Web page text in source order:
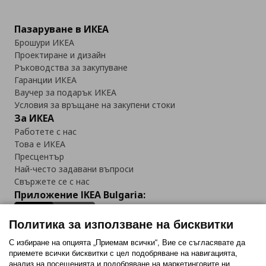
Пазаруване в ИКЕА
Брошури ИКЕА
Проектиране и дизайн
Ръководства за закупуване
Гаранции ИКЕА
Ваучер за подарък ИКЕА
Условия за връщане на закупени стоки
За ИКЕА
Работете с нас
Това е ИКЕА
Пресцентър
Най-често задавани въпроси
Свържете се с нас
Приложение IKEA Bulgaria:
Последвайте ни:
Политика за използване на бисквитки
С избиране на опцията „Приемам всички“, Вие се съгласявате да
приемете всички бисквитки с цел подобряване на навигацията,
анализ на посещенията и подобряване на маркетинговите ни